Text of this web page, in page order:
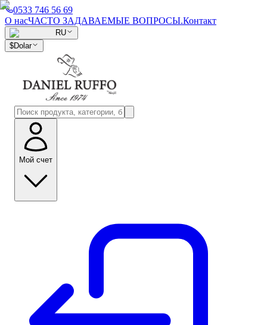
0533 746 56 69
О насЧАСТО ЗАДАВАЕМЫЕ ВОПРОСЫ.Контакт
RU
$Dolar
Мой счет